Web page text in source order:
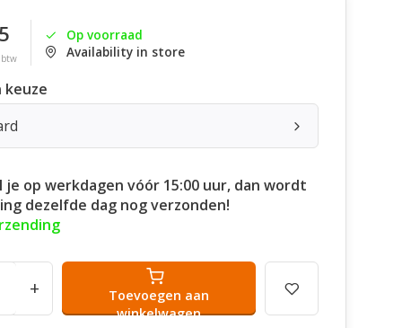
btw
Op voorraad
Availability in store
keuze
je op werkdagen vóór 15:00 uur, dan wordt
dezelfde dag nog verzonden!
+
Toevoegen aan
winkelwagen